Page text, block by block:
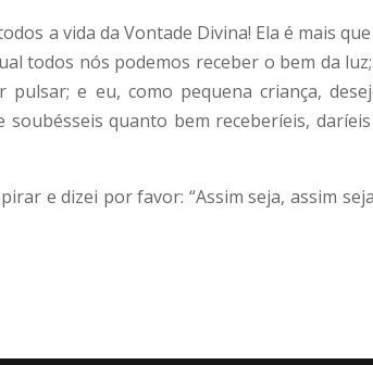
a vida da Vontade Divina! Ela é mais
todos nós podemos receber o bem da
e eu, como pequena criança,
quanto bem receberíeis,
e dizei por favor: “Assim seja, assim